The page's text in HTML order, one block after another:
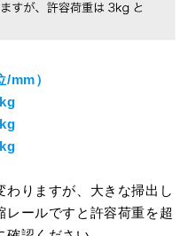
mm）
りますが、大きな掃出し
レールですと許容荷重を超